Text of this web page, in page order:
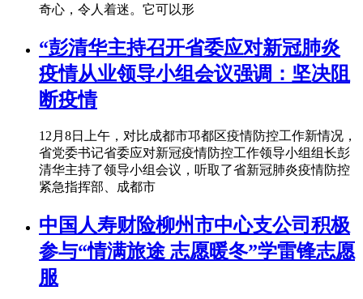
奇心，令人着迷。它可以形
“彭清华主持召开省委应对新冠肺炎
疫情从业领导小组会议强调：坚决阻
断疫情
12月8日上午，对比成都市邛都区疫情防控工作新情况，
省党委书记省委应对新冠疫情防控工作领导小组组长彭
清华主持了领导小组会议，听取了省新冠肺炎疫情防控
紧急指挥部、成都市
中国人寿财险柳州市中心支公司积极
参与“情满旅途 志愿暖冬”学雷锋志愿
服